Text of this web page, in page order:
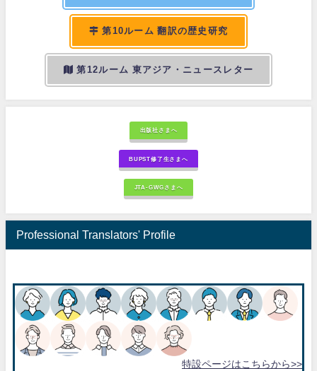
第10ルーム 翻訳の歴史研究
第12ルーム 東アジア・ニュースレター
出版社さまへ
BUPST修了生さまへ
JTA-GWGさまへ
Professional Translators' Profile
特設ページはこちらから>>